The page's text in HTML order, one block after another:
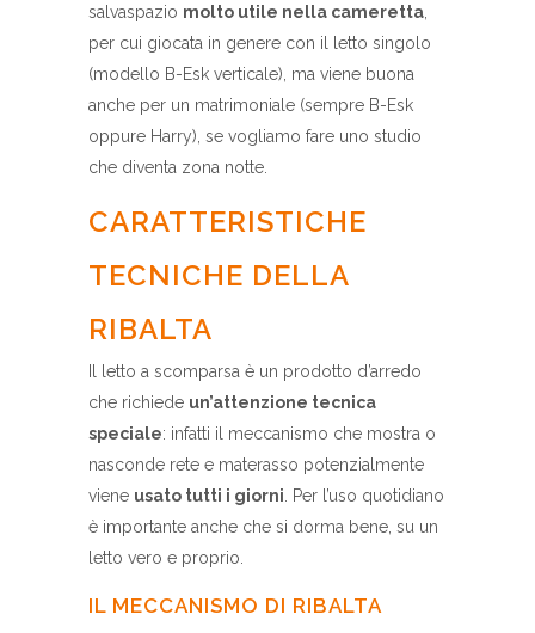
salvaspazio molto utile nella cameretta
per cui giocata in genere con il letto singolo
(modello B-Esk verticale), ma viene buona
anche per un matrimoniale (sempre B-Esk
oppure Harry), se vogliamo fare uno studio
che diventa zona notte.
CARATTERISTICHE
TECNICHE DELLA
RIBALTA
Il letto a scomparsa è un prodotto d’arredo
che richiede un’attenzione tecnica
speciale: infatti il meccanismo che mostra o
nasconde rete e materasso potenzialmente
viene usato tutti i giorni . Per l’uso quotidiano
è importante anche che si dorma bene, su un
letto vero e proprio.
IL MECCANISMO DI RIBALTA